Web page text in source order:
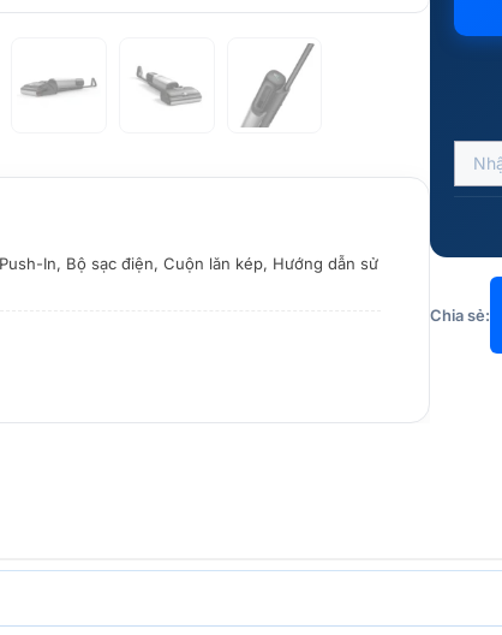
In, Bộ sạc điện, Cuộn lăn kép, Hướng dẫn sử
Chia sẻ: